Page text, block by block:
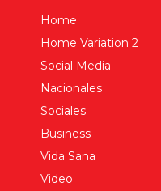
Home
Home Variation 2
Social Media
Nacionales
Sociales
Business
Vida Sana
Video